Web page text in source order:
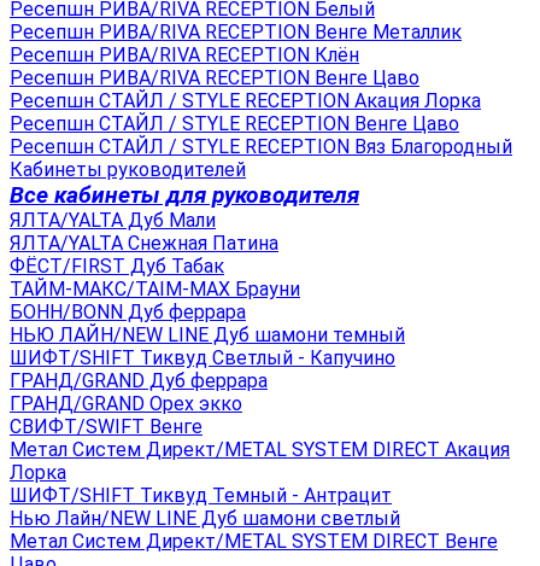
Ресепшн РИВА/RIVA RECEPTION Белый
Ресепшн РИВА/RIVA RECEPTION Венге Металлик
Ресепшн РИВА/RIVA RECEPTION Клён
Ресепшн РИВА/RIVA RECEPTION Венге Цаво
Ресепшн СТАЙЛ / STYLE RECEPTION Акация Лорка
Ресепшн СТАЙЛ / STYLE RECEPTION Венге Цаво
Ресепшн СТАЙЛ / STYLE RECEPTION Вяз Благородный
Кабинеты руководителей
Все кабинеты для руководителя
ЯЛТА/YALTA Дуб Мали
ЯЛТА/YALTA Снежная Патина
ФЁСТ/FIRST Дуб Табак
ТАЙМ-МАКС/TAIM-MAX Брауни
БОНН/BONN Дуб феррара
НЬЮ ЛАЙН/NEW LINE Дуб шамони темный
ШИФТ/SHIFT Тиквуд Светлый - Капучино
ГРАНД/GRAND Дуб феррара
ГРАНД/GRAND Орех экко
СВИФТ/SWIFT Венге
Метал Систем Директ/METAL SYSTEM DIRECT Акация
Лорка
ШИФТ/SHIFT Тиквуд Темный - Антрацит
Нью Лайн/NEW LINE Дуб шамони светлый
Метал Систем Директ/METAL SYSTEM DIRECT Венге